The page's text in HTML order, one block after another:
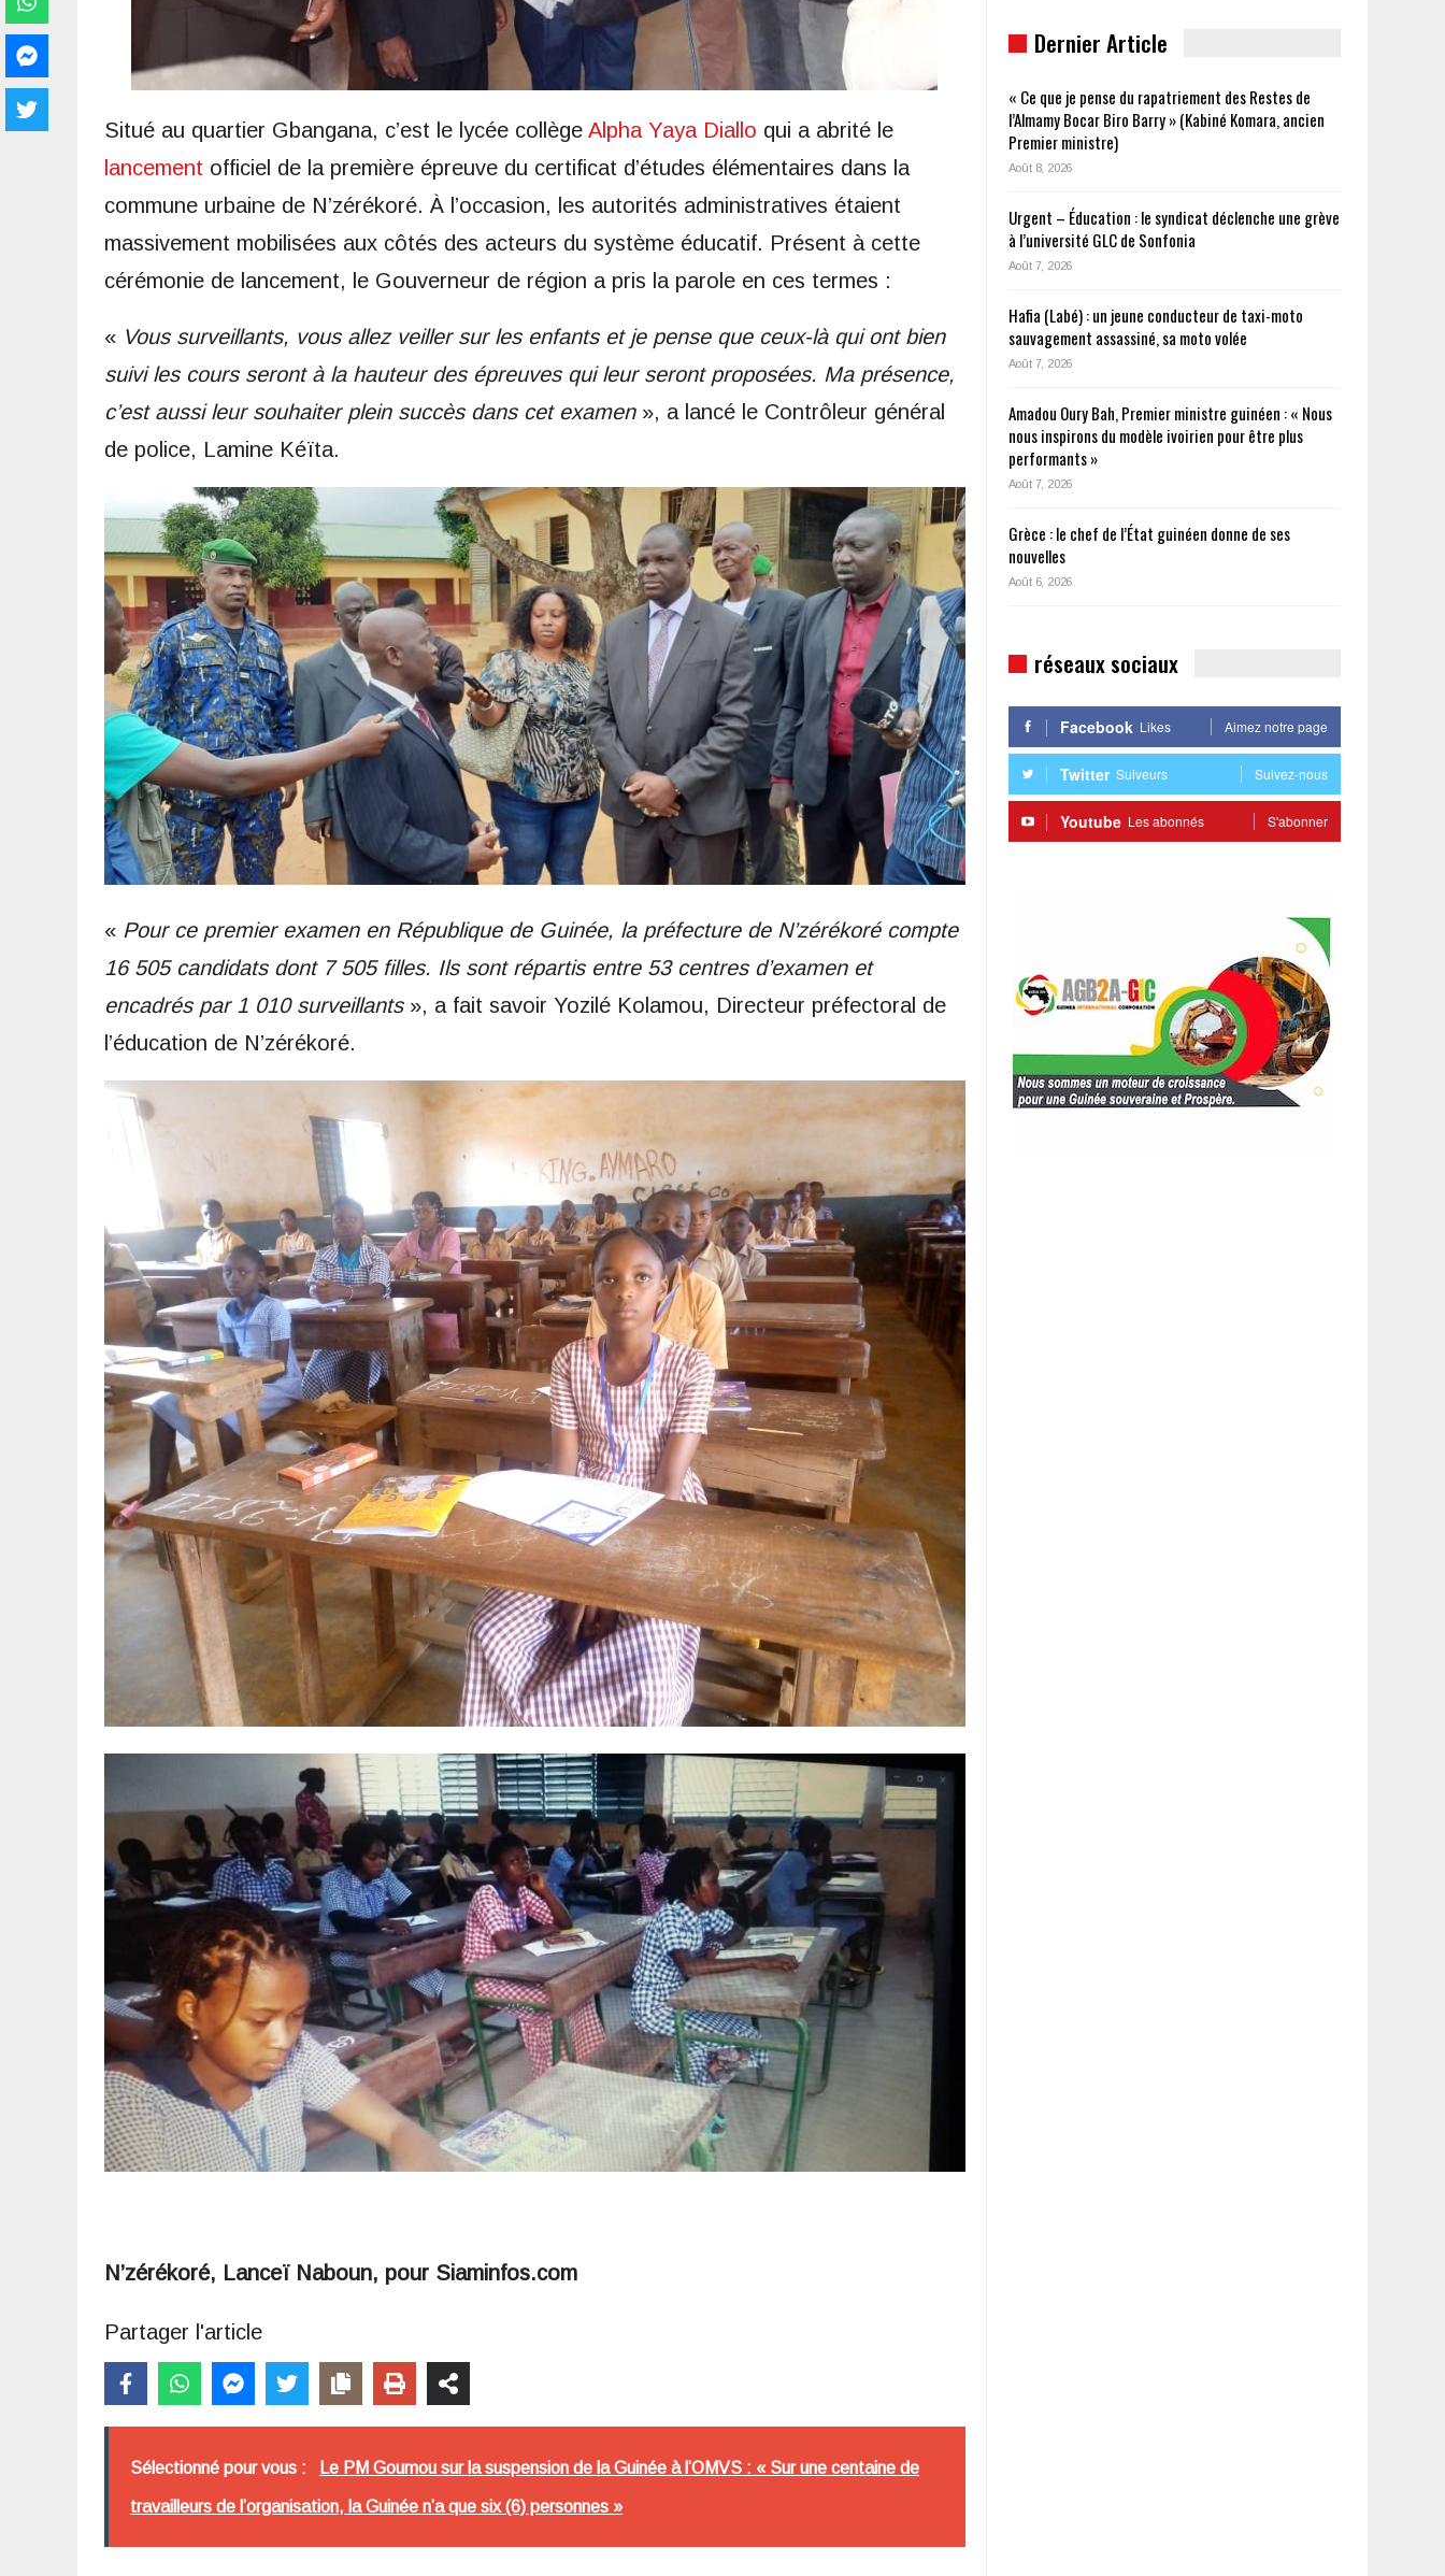
Situé au quartier Gbangana, c’est le lycée collège Alpha Yaya Diallo qui a abrité le
lancement officiel de la première épreuve du certificat d’études élémentaires dans la
commune urbaine de N’zérékoré. À l’occasion, les autorités administratives étaient
massivement mobilisées aux côtés des acteurs du système éducatif. Présent à cette
cérémonie de lancement, le Gouverneur de région a pris la parole en ces termes :
« Vous surveillants, vous allez veiller sur les enfants et je pense que ceux-là qui ont bien
suivi les cours seront à la hauteur des épreuves qui leur seront proposées. Ma présence,
c’est aussi leur souhaiter plein succès dans cet examen», a lancé le Contrôleur général
de police, Lamine Kéïta.
« Pour ce premier examen en République de Guinée, la préfecture de N’zérékoré compte
16 505 candidats dont 7 505 filles. Ils sont répartis entre 53 centres d’examen et
encadrés par 1 010 surveillants », a fait savoir Yozilé Kolamou, Directeur préfectoral de
l’éducation de N’zérékoré.
N’zérékoré, Lanceï Naboun, pour Siaminfos.com
Partager l'article
Sélectionné pour vous : Le PM Goumou sur la suspension de la Guinée à l’OMVS : « Sur une centaine de
travailleurs de l’organisation, la Guinée n’a que six (6) personnes »
Dernier Article
« Ce que je pense du rapatriement des Restes de
l’Almamy Bocar Biro Barry » (Kabiné Komara, ancien
Premier ministre)
Août 8, 2026
Urgent – Éducation : le syndicat déclenche une grève
à l’université GLC de Sonfonia
Août 7, 2026
Hafia (Labé) : un jeune conducteur de taxi-moto
sauvagement assassiné, sa moto volée
Août 7, 2026
Amadou Oury Bah, Premier ministre guinéen : « Nous
nous inspirons du modèle ivoirien pour être plus
performants »
Août 7, 2026
Grèce : le chef de l’État guinéen donne de ses
nouvelles
Août 6, 2026
réseaux sociaux
Facebook Likes Aimez notre page
Twitter Suiveurs Suivez-nous
Youtube Les abonnés S'abonner